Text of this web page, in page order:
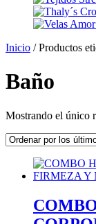
Inicio / Productos
Baño
Mostrando el único